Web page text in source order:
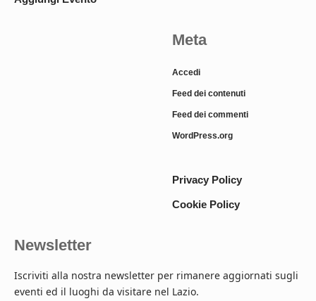
Meta
Accedi
Feed dei contenuti
Feed dei commenti
WordPress.org
Privacy Policy
Cookie Policy
Newsletter
Iscriviti alla nostra newsletter per rimanere aggiornati sugli
eventi ed il luoghi da visitare nel Lazio.